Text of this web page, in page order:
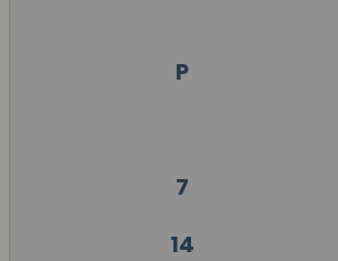
P
7
14